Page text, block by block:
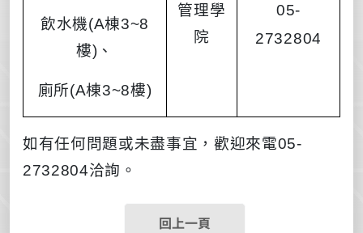
飲水機(A棟3~8
樓) 、
廁所(A棟3~8樓)
管理學
院
05-
2732804
如有任何問題或未盡事宜，歡迎來電05-
2732804洽詢。
回上一頁